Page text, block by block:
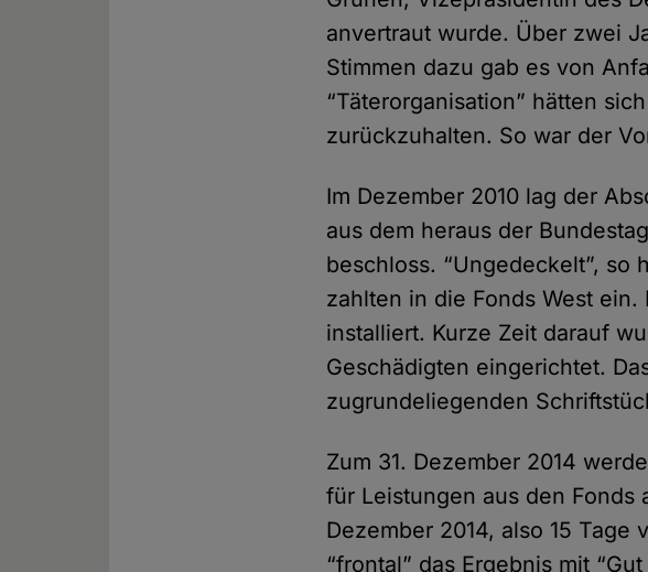
anvertraut wurde. Über zwei
Stimmen dazu gab es von
“Täterorganisation” hätten
zurückzuhalten. So war der
Im Dezember 2010 lag der
aus dem heraus der
beschloss. “Ungedeckelt”, so
zahlten in die Fonds West
installiert. Kurze Zeit darauf
Geschädigten eingerichtet.
zugrundeliegenden
Zum 31. Dezember 2014
für Leistungen aus den Fonds
Dezember 2014, also 15
“frontal” das Ergebnis mit